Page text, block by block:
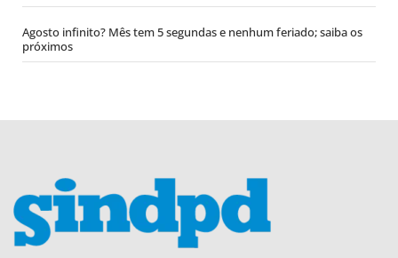
Agosto infinito? Mês tem 5 segundas e nenhum feriado; saiba os
próximos